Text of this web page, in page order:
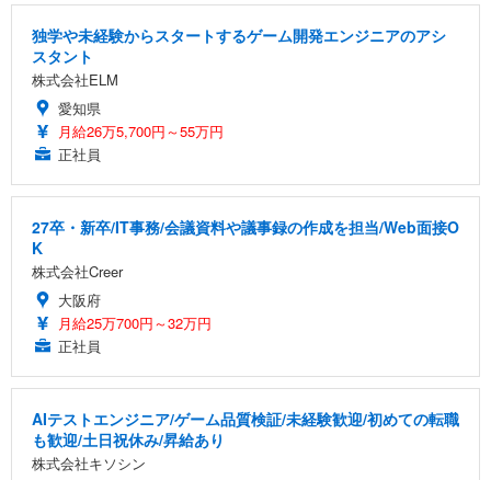
独学や未経験からスタートするゲーム開発エンジニアのアシ
スタント
株式会社ELM
愛知県
月給26万5,700円～55万円
正社員
27卒・新卒/IT事務/会議資料や議事録の作成を担当/Web面接O
K
株式会社Creer
大阪府
月給25万700円～32万円
正社員
AIテストエンジニア/ゲーム品質検証/未経験歓迎/初めての転職
も歓迎/土日祝休み/昇給あり
株式会社キソシン